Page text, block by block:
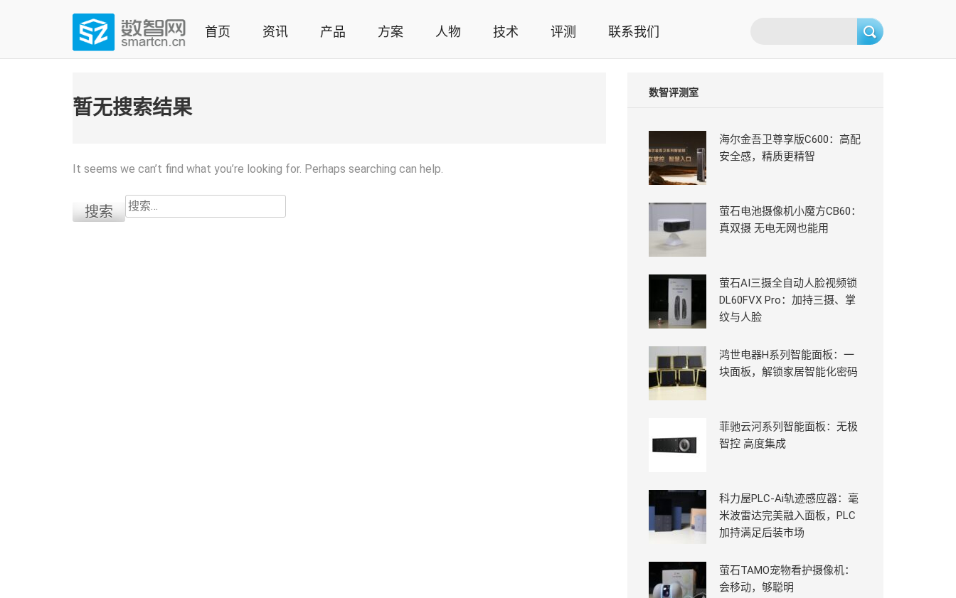
(Press
数智网
智能家居第一资讯门户 | 智能家居系统，智能家居产品，智能家居解决方案，智能家居技术应用，智能家居行业观点，智能家居项目案例
首页 资讯 产品 方案 人物 技术 评测 联系我们
暂无搜索结果
It seems we can’t find what you’re looking for. Perhaps searching can help.
搜
索：
数智评测室
海尔金吾卫尊享版C600：高配
安全感，精质更精智
萤石电池摄像机小魔方CB60：
真双摄 无电无网也能用
萤石AI三摄全自动人脸视频锁
DL60FVX Pro：加持三摄、掌
纹与人脸
鸿世电器H系列智能面板：一
块面板，解锁家居智能化密码
菲驰云河系列智能面板：无极
智控 高度集成
科力屋PLC-Ai轨迹感应器：毫
米波雷达完美融入面板，PLC
加持满足后装市场
萤石TAMO宠物看护摄像机：
会移动，够聪明